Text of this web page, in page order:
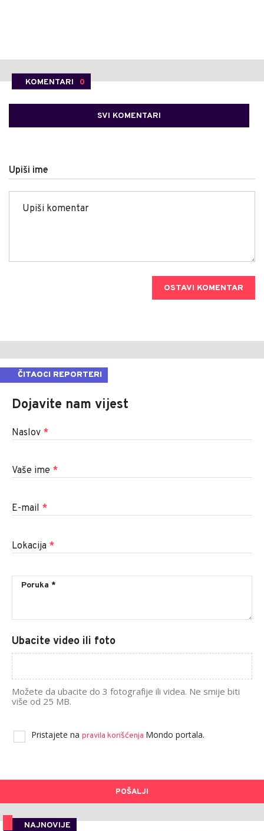
KOMENTARI 0
SVI KOMENTARI
Upiši ime
OSTAVI KOMENTAR
ČITAOCI REPORTERI
Dojavite nam vijest
Naslov *
Vaše ime *
E-mail *
Lokacija *
Ubacite video ili foto
Možete da ubacite do 3 fotografije ili videa. Ne smije biti
više od 25 MB.
Pristajete na pravila korišćenja Mondo portala.
POŠALJI
NAJNOVIJE